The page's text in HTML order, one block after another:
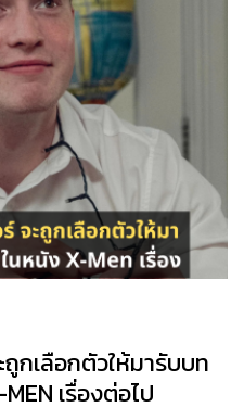
กเลือกตัวให้มารับบท
เรื่องต่อไป